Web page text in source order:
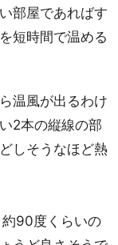
部屋であればす
短時間で温める
温風が出るわけ
2本の縦線の部
しそうなほど熱
90度くらいの